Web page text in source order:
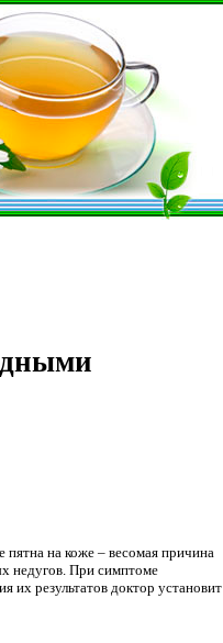
на коже – весомая причина
недугов. При симптоме
их результатов доктор установит